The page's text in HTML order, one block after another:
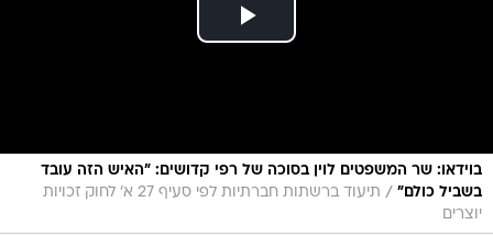
בוידאו: שר המשפטים לוין בסוכה של רפי קדושים: "האיש הזה עובד
בשביל כולם" /
תיעוד ברשתות חברתיות לפי סעיף 27 א' לחוק זכויות
יוצרים